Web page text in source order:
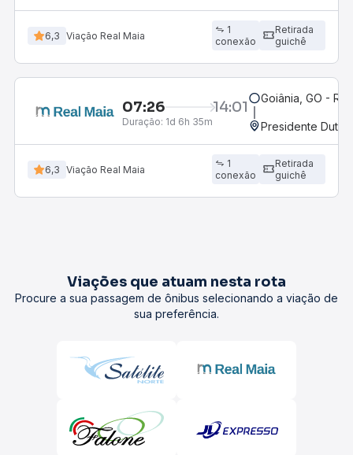
6,3 Viação Real Maia
1
conexão
Retirada
guichê
07:26 14:01
Duração: 1d 6h 35m
Goiânia, GO -
Presidente
6,3 Viação Real Maia
1
conexão
Retirada
guichê
Viações que atuam nesta rota
Procure a sua passagem de ônibus selecionando a viação de
sua preferência.